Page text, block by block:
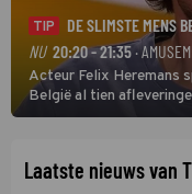
TIP
DE SLIMSTE MENS
NU 20:20 - 21:35·
Acteur Felix Heremans
België al tien
deze seizoensfinale. En
Laatste nieuws van